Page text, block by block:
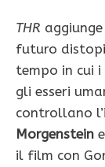
THR
futuro
tempo in cui
gli esseri
controllano
Morgenstein e
il film con